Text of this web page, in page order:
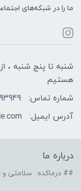
ما را در شبکه‌های
هستیم
شماره تماس:
آدرس ایمیل:
درباره ما
## درماکده: سلامتی و